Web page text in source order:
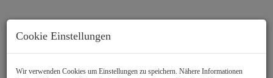
Cookie Einstellungen
Wir verwenden Cookies um Einstellungen zu speichern. Nähere Informationen